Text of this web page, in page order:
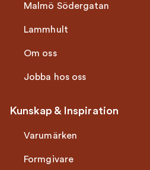
Malmö Södergatan
Lammhult
Om oss
Jobba hos oss
Kunskap & Inspiration
Varumärken
Formgivare